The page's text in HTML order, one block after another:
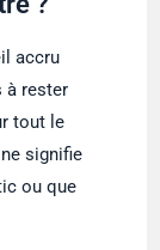
accru
à rester
tout le
signifie
ou que